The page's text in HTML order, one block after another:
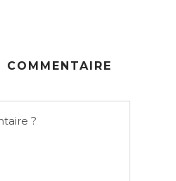
COMMENTAIRE